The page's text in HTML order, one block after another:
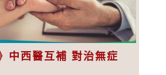
中西醫互補 對治無症